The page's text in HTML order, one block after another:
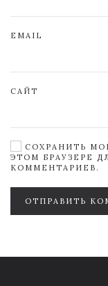
EMAIL
САЙТ
СОХРАНИТЬ
ЭТОМ БРАУЗЕРЕ
КОММЕНТАРИЕВ.
ОТПРАВИТЬ